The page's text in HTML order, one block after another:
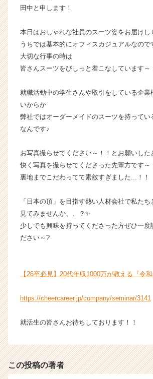
ー・
成
業
ら
カ
届
く
就
サ
イ
ト
リ
（C
e
田中と申します！
本日はおしゃれな社員のスーツ姿をお届けし
うちでは基本的にオフィスカジュアルなの
大切な行事の時は
皆さんスーツをびしっと着こなしています～
就職活動中の学生さんや取引をしている企業
いからか
弊社ではオーダーメイドのスーツを持ってい
なんです♪
お写真撮らせてください～！！とお願いした
快く写真を撮らせてくださった先輩方です～
裏地までこだわってて素敵すぎました...！！
「日本の頂」を目指す熱い人材会社で私た
見てみませんか、、？✨
少しでも興味を持ってくださった方ぜひ一度
ださい～?
【26卒必見】20代年収1000万が教える『令
https://cheercareer.jp/company/seminar/3141
就活生の皆さんお待ちしております！！
この投稿の著者